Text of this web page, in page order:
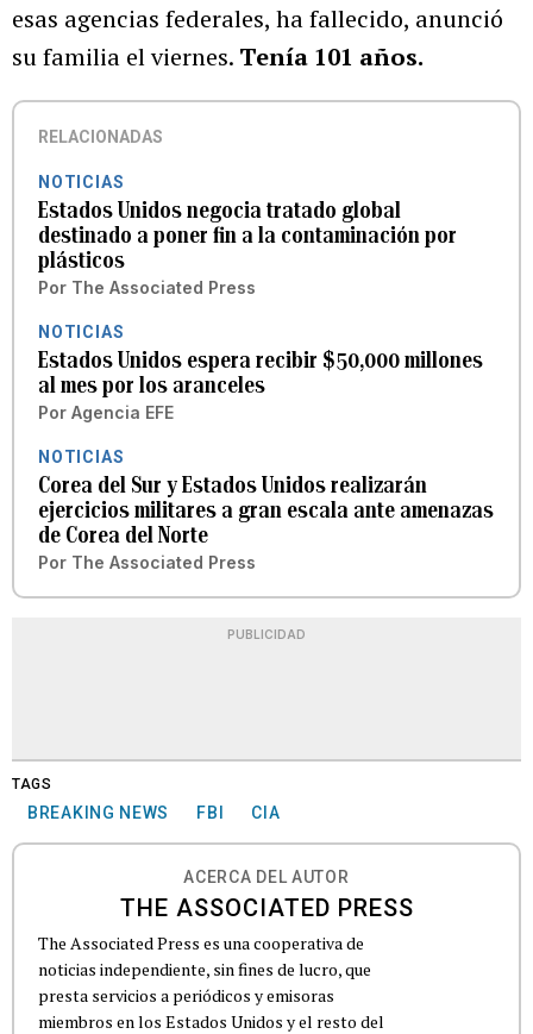
esas agencias federales, ha fallecido, anunció
su familia el viernes. Tenía 101 años.
RELACIONADAS
NOTICIAS
Estados Unidos negocia tratado global
destinado a poner fin a la contaminación por
plásticos
Por The Associated Press
NOTICIAS
Estados Unidos espera recibir $50,000 millones
al mes por los aranceles
Por Agencia EFE
NOTICIAS
Corea del Sur y Estados Unidos realizarán
ejercicios militares a gran escala ante amenazas
de Corea del Norte
Por The Associated Press
PUBLICIDAD
TAGS
BREAKING NEWS FBI CIA
ACERCA DEL AUTOR
THE ASSOCIATED PRESS
The Associated Press es una cooperativa de
noticias independiente, sin fines de lucro, que
presta servicios a periódicos y emisoras
miembros en los Estados Unidos y el resto del